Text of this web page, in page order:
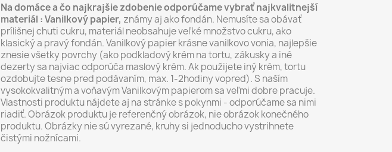
Na domáce a čo najkrajšie zdobenie odporúčame vybrať najkvalitnejší
materiál : Vanilkový papier, známy aj ako fondán. Nemusíte sa obávať
prílišnej chuti cukru, materiál neobsahuje veľké množstvo cukru, ako
klasický a pravý fondán. Vanilkový papier krásne vanilkovo vonia, najlepšie
znesie všetky povrchy (ako podkladový krém na tortu, zákusky a iné
dezerty sa najviac odporúča maslový krém. Ak použijete iný krém, tortu
ozdobujte tesne pred podávaním, max. 1-2hodiny vopred). S naším
vysokokvalitným a voňavým Vanilkovým papierom sa veľmi dobre pracuje.
Vlastnosti produktu nájdete aj na stránke s pokynmi - odporúčame sa nimi
riadiť. Obrázok produktu je referenčný obrázok, nie obrázok konečného
produktu. Obrázky nie sú vyrezané, kruhy si jednoducho vystrihnete
čistými nožnícami.